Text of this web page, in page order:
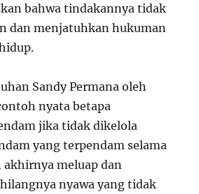
bahwa tindakannya tidak
dan menjatuhkan hukuman
Sandy Permana oleh
nyata betapa
jika tidak dikelola
yang terpendam selama
meluap dan
nyawa yang tidak